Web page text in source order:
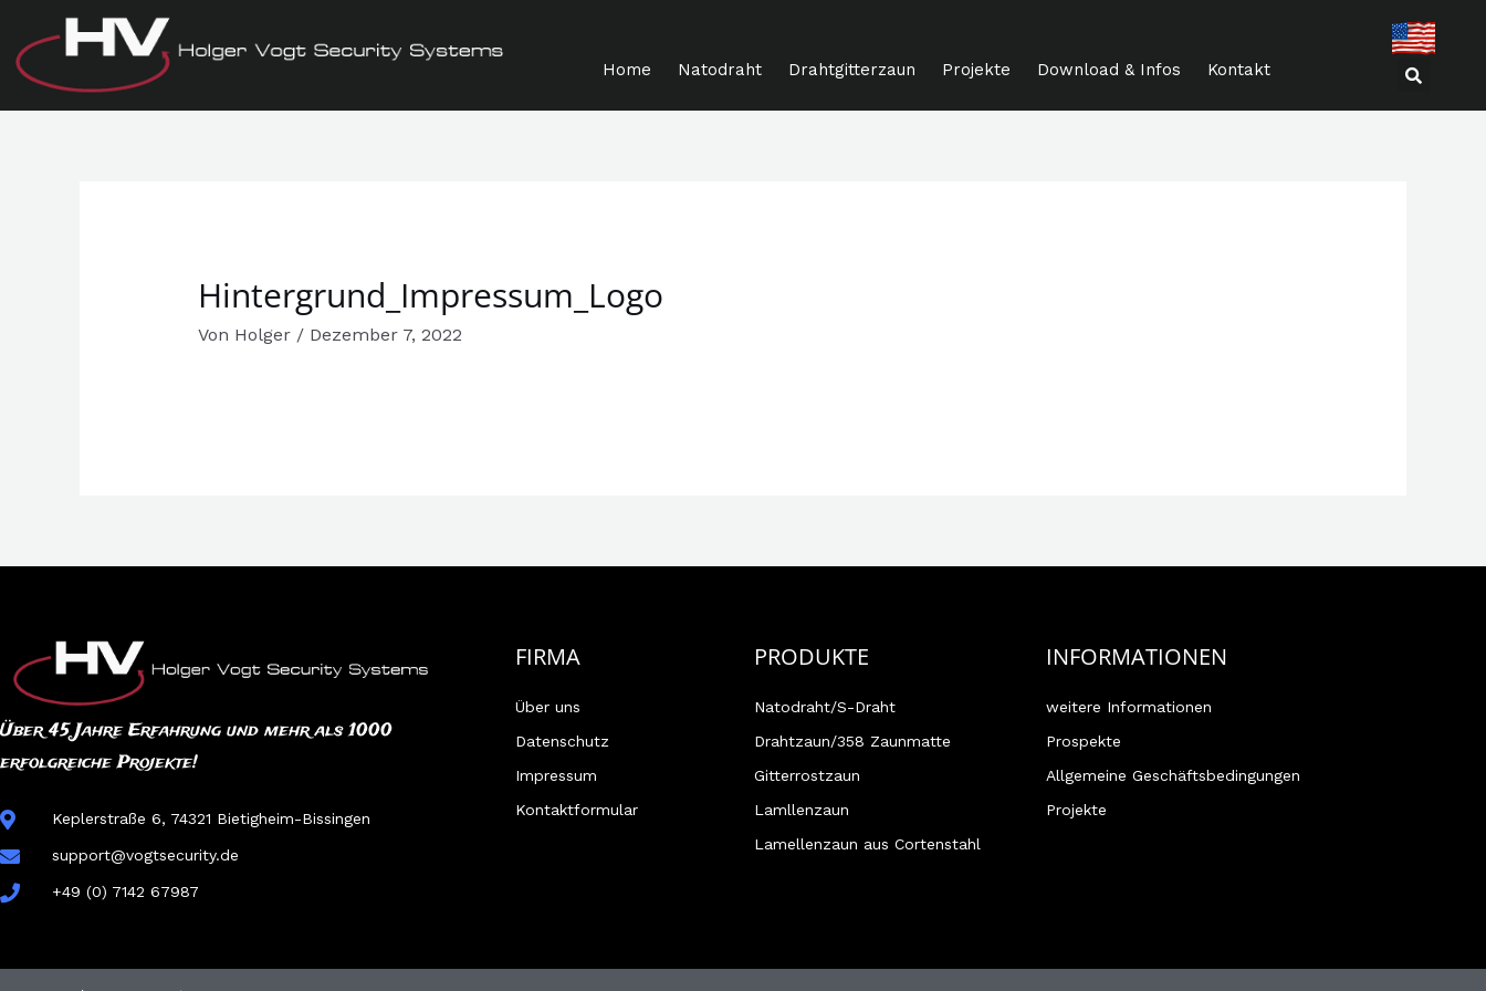
Inhalt
springen
Home Natodraht Drahtgitterzaun Projekte Download & Infos Kontakt
Hintergrund_Impressum_Logo
Von Holger / Dezember 7, 2022
Über 45 Jahre Erfahrung und mehr als 1000
erfolgreiche Projekte!
Keplerstraße 6, 74321 Bietigheim-Bissingen
support@vogtsecurity.de
+49 (0) 7142 67987
FIRMA
Über uns
Datenschutz
Impressum
Kontaktformular
PRODUKTE
Natodraht/S-Draht
Drahtzaun/358 Zaunmatte
Gitterrostzaun
Lamllenzaun
Lamellenzaun aus Cortenstahl
INFORMATIONEN
weitere Informationen
Prospekte
Allgemeine Geschäftsbedingungen
Projekte